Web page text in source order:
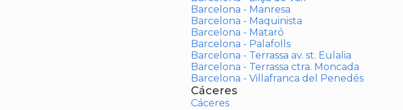
Barcelona - Manresa
Barcelona - Maquinista
Barcelona - Mataró
Barcelona - Palafolls
Barcelona - Terrassa av. st. Eulalia
Barcelona - Terrassa ctra. Moncada
Barcelona - Villafranca del Penedés
Cáceres
Cáceres